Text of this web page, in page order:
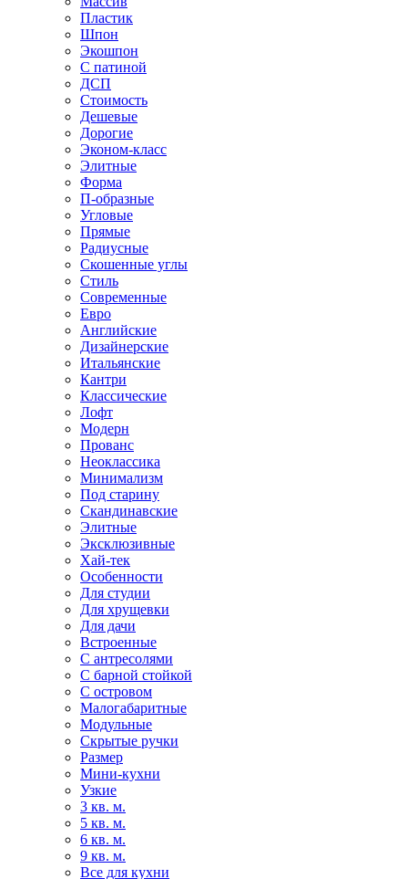
Пластик
Шпон
Экошпон
С патиной
ДСП
Стоимость
Дешевые
Дорогие
Эконом-класс
Элитные
Форма
П-образные
Угловые
Прямые
Радиусные
Скошенные углы
Стиль
Современные
Евро
Английские
Дизайнерские
Итальянские
Кантри
Классические
Лофт
Модерн
Прованс
Неоклассика
Минимализм
Под старину
Скандинавские
Элитные
Эксклюзивные
Хай-тек
Особенности
Для студии
Для хрущевки
Для дачи
Встроенные
С антресолями
С барной стойкой
С островом
Малогабаритные
Модульные
Скрытые ручки
Размер
Мини-кухни
Узкие
3 кв. м.
5 кв. м.
6 кв. м.
9 кв. м.
Все для кухни